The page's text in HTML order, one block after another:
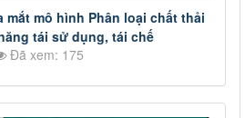
mắt mô hình Phân loại chất thải
tái sử dụng, tái chế
Đã xem: 175